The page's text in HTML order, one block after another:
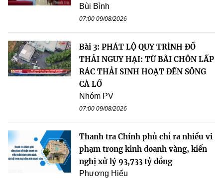
Bùi Bình
07:00 09/08/2026
Bài 3: PHÁT LỘ QUY TRÌNH ĐỔ
THẢI NGUY HẠI: TỪ BÃI CHÔN LẤP
RÁC THẢI SINH HOẠT ĐẾN SÔNG
CÀ LỒ
Nhóm PV
07:00 09/08/2026
Thanh tra Chính phủ chỉ ra nhiều vi
phạm trong kinh doanh vàng, kiến
nghị xử lý 93,733 tỷ đồng
Phương Hiếu